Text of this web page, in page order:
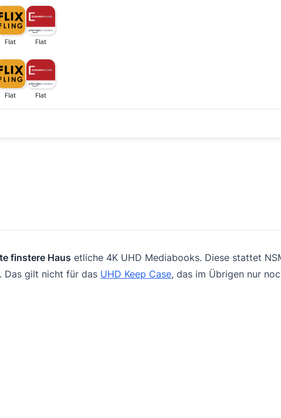
finstere Haus etliche 4K UHD Mediabooks. Diese stattet
Das gilt nicht für das UHD Keep Case, das im Übrigen nur